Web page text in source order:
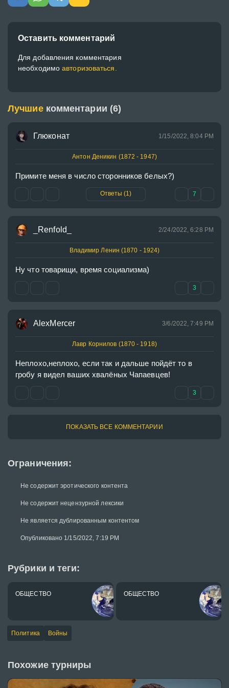
Ограничения:
Не содержит эротического контента
Не содержит нецензурной лексики
Не является дублированным контентом
Опубликовано 1/15/2022, 7:19 PM
Рубрики и теги:
ОБЩЕСТВО ОБЩЕСТВО
Политика Войны
Оставить комментарий
Для добавления комментария
необходимоавторизоваться.
Лучшие комментарии (6)
Глюконат 1/15/2022, 8:04 PM
Антон Деникин (1872 - 1947)
Примите меня в число сторонников белых?)
Ответы (1) 7
_Renfold_ 2/24/2022, 6:28 PM
Владимир Ленин (1870 - 1924)
Ну что товарищи, время социализма)
3
AlexMercer 3/6/2022, 7:49 PM
Лавр Корнилов (1870 - 1918)
Неплохо,неплохо, если так и дальше пойдёт то в
гробу я видел ваших хвалёных Чапаевцев!
3
ПОКАЗАТЬ ВСЕ КОММЕНТАРИИ
Похожие турниры